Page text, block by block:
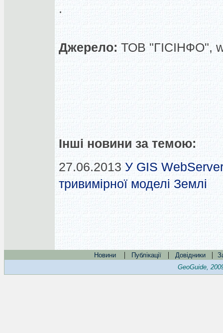
.
Джерело: ТОВ "ГІСІНФО",
Інші новини за темою:
27.06.2013 У GIS
тривимірної моделі Землі
Новини | Публікації | Довідники |
GeoGuide,